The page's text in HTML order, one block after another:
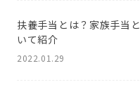
扶養手当とは？家族手当
いて紹介
2022.01.29